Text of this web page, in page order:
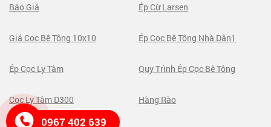
Báo Giá Ép Cừ Larsen
Giá Cọc Bê Tông 10x10 Ép Cọc Bê Tông Nhà Dân1
Ép Cọc Ly Tâm Quy Trình Ép Cọc Bê Tông
Cọc Ly Tâm D300 Hàng Rào
0967 402 639